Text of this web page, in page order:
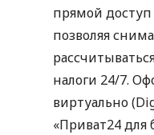
прямой доступ
позволяя
налоги 24/7.
виртуально
«Приват24 для